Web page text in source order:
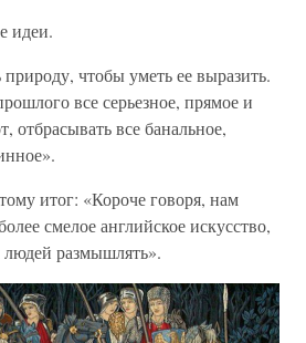
идеи.
чтобы уметь ее выразить.
все серьезное, прямое и
отбрасывать все банальное,
итог: «Короче говоря, нам
смелое английское искусство,
людей размышлять».